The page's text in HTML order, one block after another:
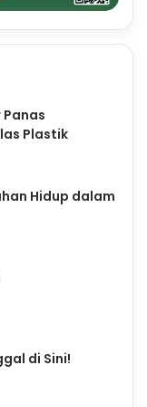
Panas
Plastik
Hidup dalam
di Sini!